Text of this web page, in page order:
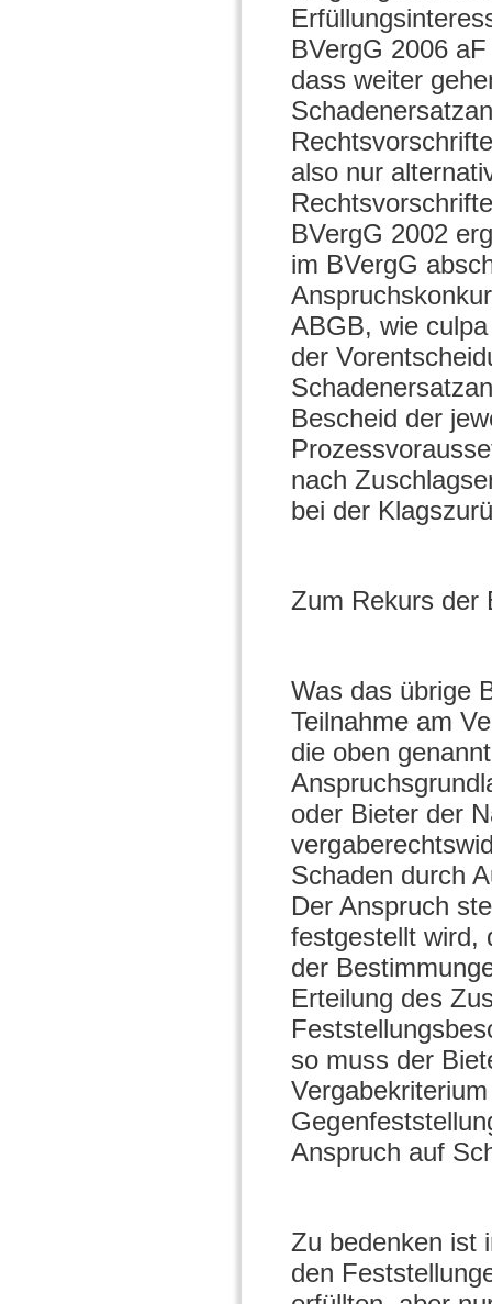
BVergG 2006
dass weiter
also nur
BVergG 2002
im BVergG
ABGB, wie
der
Bescheid der
nach
bei der
Zum Rekurs der
Was das übrige
Teilnahme am
die oben
oder Bieter der
Schaden durch
Der Anspruch
festgestellt wird,
der
Erteilung des
so muss der
Anspruch auf
Zu bedenken ist
den